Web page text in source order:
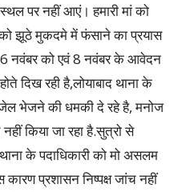
पर नहीं आएं। हमारी मां को
को झूठे मुकदमे में फंसाने का प्रयास
नवंबर को एवं 8 नवंबर के आवेदन
दिख रही है,लोयाबाद थाना के
जेल भेजने की धमकी दे रहे है, मनोज
नहीं किया जा रहा है.सुत्रो से
के पदाधिकारी को मो असलम
कारण प्रशासन निष्पक्ष जांच नहीं